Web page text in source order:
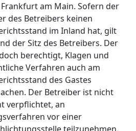
am Main. Sofern der
des Betreibers keinen
im Inland hat, gilt
der Sitz des Betreibers. Der
berechtigt, Klagen und
Verfahren auch am
des Gastes
Der Betreiber ist nicht
verpflichtet, an
vor einer